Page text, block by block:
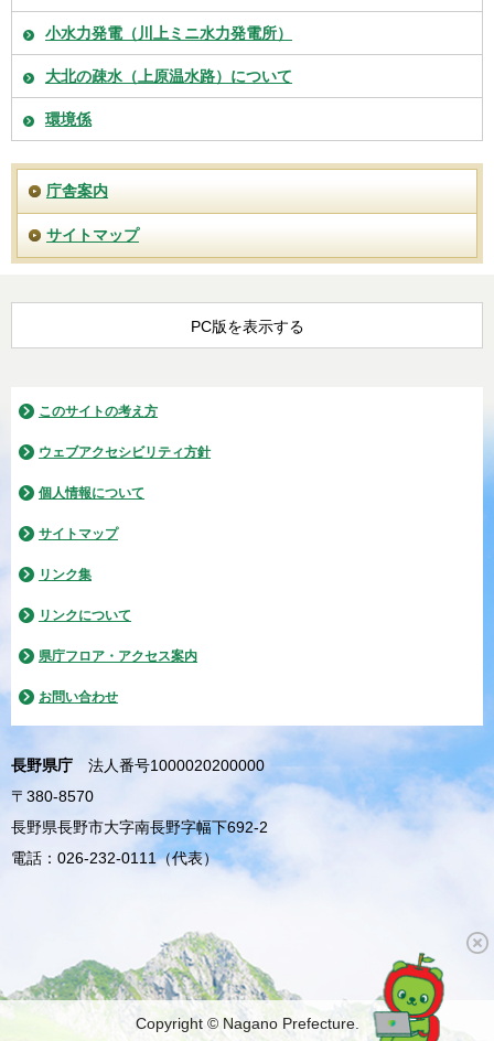
小水力発電（川上ミニ水力発電所）
大北の疎水（上原温水路）について
環境係
庁舎案内
サイトマップ
PC版を表示する
このサイトの考え方
ウェブアクセシビリティ方針
個人情報について
サイトマップ
リンク集
リンクについて
県庁フロア・アクセス案内
お問い合わせ
長野県庁
法人番号1000020200000
〒380-8570
長野県長野市大字南長野字幅下692-2
電話：026-232-0111（代表）
Copyright © Nagano Prefecture.